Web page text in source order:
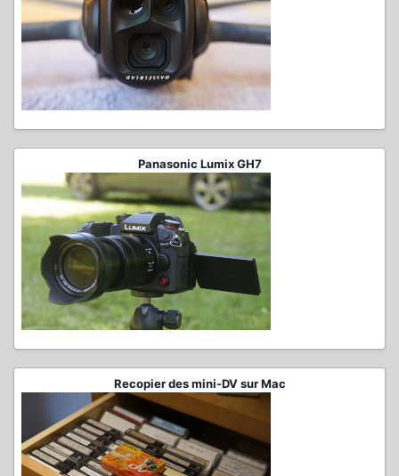
Panasonic Lumix GH7
Recopier des mini-DV sur Mac